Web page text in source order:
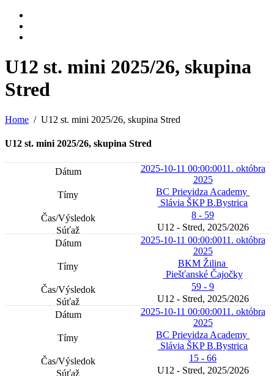
U12 st. mini 2025/26, skupina
Stred
Home U12 st. mini 2025/26, skupina Stred
U12 st. mini 2025/26, skupina Stred
2025-10-11 00:00:0011. októbra
2025
BC Prievidza Academy
Slávia ŠKP B.Bystrica
8 - 59
U12 - Stred, 2025/2026
2025-10-11 00:00:0011. októbra
2025
BKM Žilina
Piešťanské Čajočky
59 - 9
U12 - Stred, 2025/2026
2025-10-11 00:00:0011. októbra
2025
BC Prievidza Academy
Slávia ŠKP B.Bystrica
15 - 66
U12 - Stred, 2025/2026